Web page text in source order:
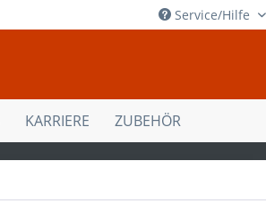
Service/Hilfe
KARRIERE ZUBEHÖR